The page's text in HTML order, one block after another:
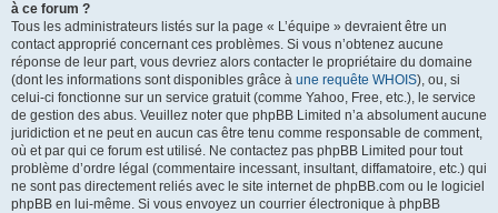
à ce forum ?
Tous les administrateurs listés sur la page « L’équipe » devraient être un
contact approprié concernant ces problèmes. Si vous n’obtenez aucune
réponse de leur part, vous devriez alors contacter le propriétaire du domaine
(dont les informations sont disponibles grâce à une requête WHOIS), ou, si
celui-ci fonctionne sur un service gratuit (comme Yahoo, Free, etc.), le service
de gestion des abus. Veuillez noter que phpBB Limited n’a absolument aucune
juridiction et ne peut en aucun cas être tenu comme responsable de comment,
où et par qui ce forum est utilisé. Ne contactez pas phpBB Limited pour tout
problème d’ordre légal (commentaire incessant, insultant, diffamatoire, etc.) qui
ne sont pas directement reliés avec le site internet de phpBB.com ou le logiciel
phpBB en lui-même. Si vous envoyez un courrier électronique à phpBB